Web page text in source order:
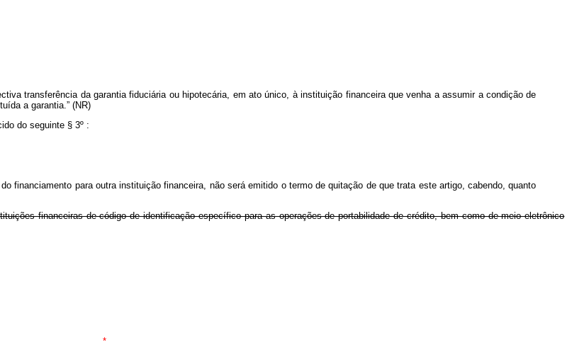
transferência da garantia fiduciária ou hipotecária, em ato único, à instituição financeira que venha a assumir a condição de
a garantia.” (NR)
do seguinte § 3º :
financiamento para outra instituição financeira, não será emitido o termo de quitação de que trata este artigo, cabendo, quanto
financeiras de código de identificação específico para as operações de portabilidade de crédito, bem como de meio eletrônico
*